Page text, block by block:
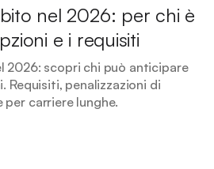
nel 2026: per chi è
e i requisiti
2026: scopri chi può anticipare
Requisiti, penalizzazioni di
per carriere lunghe.